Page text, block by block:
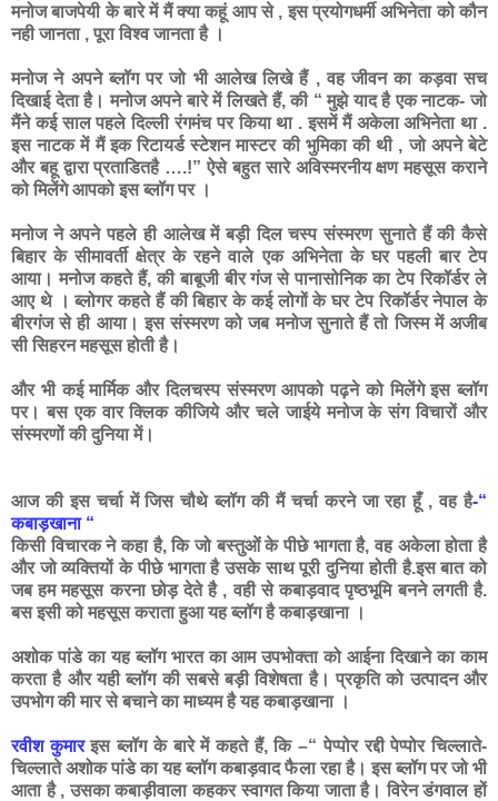
मनोज बाजपेयी के बारे में मैं क्या कहूं आप से , इस प्रयोगधर्मी अभिनेता को कौन
नही जानता , पूरा विश्व जानता है ।
मनोज ने अपने ब्लॉग पर जो भी आलेख लिखे हैं , वह जीवन का कड़वा सच
दिखाई देता है। मनोज अपने बारे में लिखते हैं, की “ मुझे याद है एक नाटक- जो
मैंने कई साल पहले दिल्ली रंगमंच पर किया था . इसमें मैं अकेला अभिनेता था .
इस नाटक में मैं इक रिटायर्ड स्टेशन मास्टर की भुमिका की थी , जो अपने बेटे
और बहू द्वारा प्रताडितहै ….!” ऐसे बहुत सारे अविस्मरनीय क्षण महसूस कराने
को मिलेंगे आपको इस ब्लॉग पर ।
मनोज ने अपने पहले ही आलेख में बड़ी दिल चस्प संस्मरण सुनाते हैं की कैसे
बिहार के सीमावर्ती क्षेत्र के रहने वाले एक अभिनेता के घर पहली बार टेप
आया। मनोज कहते हैं, की बाबूजी बीर गंज से पानासोनिक का टेप रिकॉर्डर ले
आए थे । ब्लोगर कहते हैं की बिहार के कई लोगों के घर टेप रिकॉर्डर नेपाल के
बीरगंज से ही आया। इस संस्मरण को जब मनोज सुनाते हैं तो जिस्म में अजीब
सी सिहरन महसूस होती है।
और भी कई मार्मिक और दिलचस्प संस्मरण आपको पढ़ने को मिलेंगे इस ब्लॉग
पर। बस एक वार क्लिक कीजिये और चले जाईये मनोज के संग विचारों और
संस्मरणों की दुनिया में।
आज की इस चर्चा में जिस चौथे ब्लॉग की मैं चर्चा करने जा रहा हूँ , वह है-“
कबाड़खाना “
किसी विचारक ने कहा है, कि जो बस्तुओं के पीछे भागता है, वह अकेला होता है
और जो व्यक्तियों के पीछे भागता है उसके साथ पूरी दुनिया होती है.इस बात को
जब हम महसूस करना छोड़ देते है , वही से कबाड़वाद पृष्ठभूमि बनने लगती है.
बस इसी को महसूस कराता हुआ यह ब्लॉग है कबाड़खाना ।
अशोक पांडे का यह ब्लॉग भारत का आम उपभोक्ता को आईना दिखाने का काम
करता है और यही ब्लॉग की सबसे बड़ी विशेषता है। प्रकृति को उत्पादन और
उपभोग की मार से बचाने का माध्यम है यह कबाड़खाना ।
रवीश कुमारइस ब्लॉग के बारे में कहते हैं, कि –“ पेप्पोर रद्दी पेप्पोर चिल्लाते-
चिल्लाते अशोक पांडे का यह ब्लॉग कबाड़वाद फैला रहा है। इस ब्लॉग पर जो भी
आता है , उसका कबाड़ीवाला कहकर स्वागत किया जाता है। विरेन डंगवाल हों